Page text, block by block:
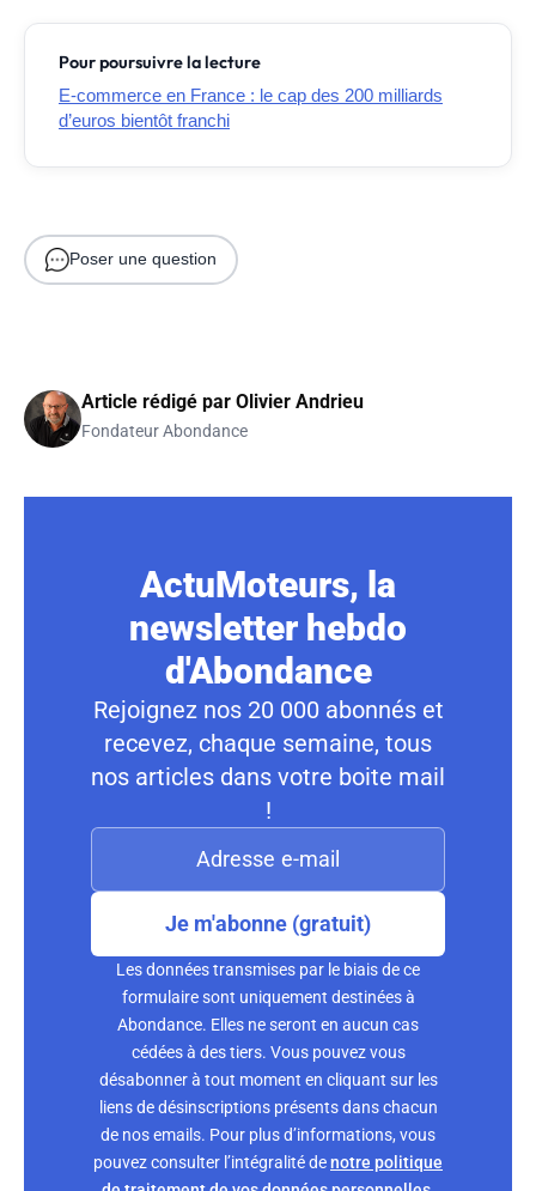
Pour poursuivre la lecture
E-commerce en France : le cap des 200 milliards
d’euros bientôt franchi
Poser une question
Article rédigé par Olivier Andrieu
Fondateur Abondance
ActuMoteurs, la
newsletter hebdo
d'Abondance
Rejoignez nos 20 000 abonnés et
recevez, chaque semaine, tous
nos articles dans votre boite mail
!
Je m'abonne (gratuit)
Les données transmises par le biais de ce
formulaire sont uniquement destinées à
Abondance. Elles ne seront en aucun cas
cédées à des tiers. Vous pouvez vous
désabonner à tout moment en cliquant sur les
liens de désinscriptions présents dans chacun
de nos emails. Pour plus d’informations, vous
pouvez consulter l’intégralité denotre politique